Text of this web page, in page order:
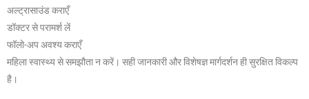
अल्ट्रासाउंड कराएँ
डॉक्टर से परामर्श लें
फॉलो-अप अवश्य कराएँ
महिला स्वास्थ्य से समझौता न करें। सही जानकारी और विशेषज्ञ मार्गदर्शन ही सुरक्षित विकल्प
है।